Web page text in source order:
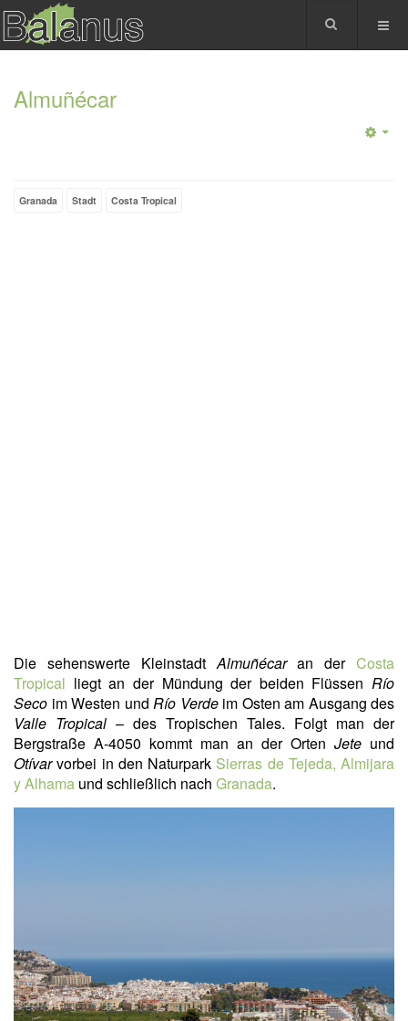
Almuñécar
Granada Stadt Costa Tropical
Die sehenswerte KleinstadtAlmuñécaran der Costa
Tropical liegt an der Mündung der beiden Flüssen Río
Seco im Westen und Río Verdeim Osten am Ausgang des
Valle Tropical – des Tropischen Tales. Folgt man der
Bergstraße A-4050 kommt man an der Orten Jete und
Otívarvorbei in den Naturpark Sierras de Tejeda, Almijara
y Alhama und schließlich nach Granada.